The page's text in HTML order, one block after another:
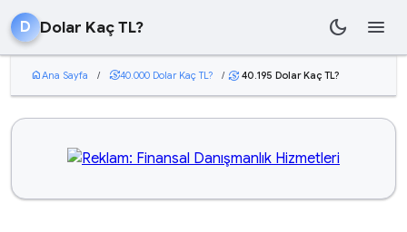
D Dolar Kaç TL? dark_mode menu
homeAna Sayfa / currency_exchange40.000 Dolar Kaç TL? / currency_exchange 40.195 Dolar Kaç TL?